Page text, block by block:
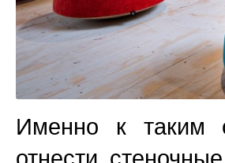
Именно к таким